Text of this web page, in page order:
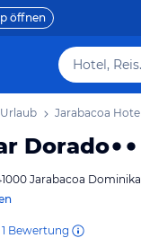
öffnen
Jarabacoa
Dorado
Jarabacoa
1 Bewertung